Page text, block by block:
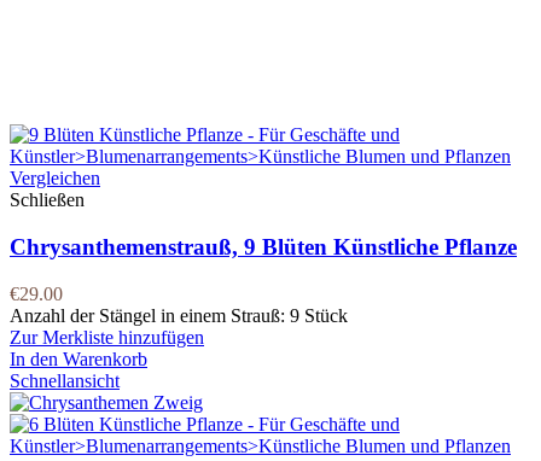
Vergleichen
Schließen
Chrysanthemenstrauß, 9 Blüten Künstliche Pflanze
€29.00
Anzahl der Stängel in einem Strauß: 9 Stück
Zur Merkliste hinzufügen
In den Warenkorb
Schnellansicht